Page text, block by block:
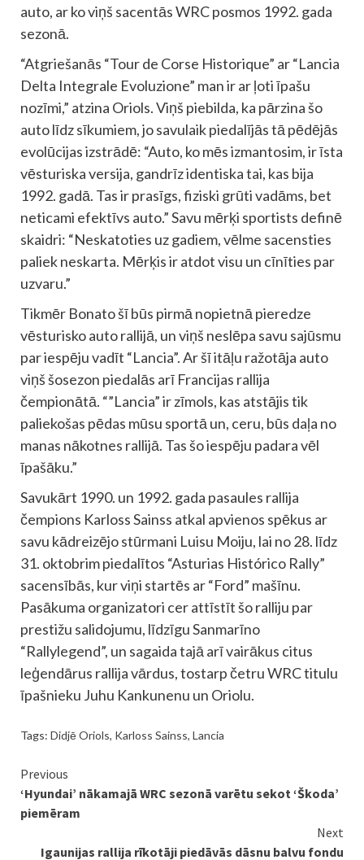
auto, ar ko viņš sacentās WRC posmos 1992. gada
sezonā.
“Atgriešanās “Tour de Corse Historique” ar “Lancia
Delta Integrale Evoluzione” man ir ar ļoti īpašu
nozīmi,” atzina Oriols. Viņš piebilda, ka pārzina šo
auto līdz sīkumiem, jo savulaik piedalījās tā pēdējās
evolūcijas izstrādē: “Auto, ko mēs izmantosim, ir īsta
vēsturiska versija, gandrīz identiska tai, kas bija
1992. gadā. Tas ir prasīgs, fiziski grūti vadāms, bet
neticami efektīvs auto.” Savu mērķi sportists definē
skaidri: “Neskatoties uz gadiem, vēlme sacensties
paliek neskarta. Mērķis ir atdot visu un cīnīties par
uzvaru.”
Tikmēr Bonato šī būs pirmā nopietnā pieredze
vēsturisko auto rallijā, un viņš neslēpa savu sajūsmu
par iespēju vadīt “Lancia”. Ar šī itāļu ražotāja auto
viņš šosezon piedalās arī Francijas rallija
čempionātā. “”Lancia” ir zīmols, kas atstājis tik
paliekošas pēdas mūsu sportā un, ceru, būs daļa no
manas nākotnes rallijā. Tas šo iespēju padara vēl
īpašāku.”
Savukārt 1990. un 1992. gada pasaules rallija
čempions Karloss Sainss atkal apvienos spēkus ar
savu kādreizējo stūrmani Luisu Moiju, lai no 28. līdz
31. oktobrim piedalītos “Asturias Histórico Rally”
sacensībās, kur viņi startēs ar “Ford” mašīnu.
Pasākuma organizatori cer attīstīt šo ralliju par
prestižu salidojumu, līdzīgu Sanmarīno
“Rallylegend”, un sagaida tajā arī vairākus citus
leģendārus rallija vārdus, tostarp četru WRC titulu
īpašnieku Juhu Kankunenu un Oriolu.
Tags: Didjē Oriols, Karloss Sainss, Lancia
Continue
Reading
Previous
‘Hyundai’ nākamajā WRC sezonā varētu sekot ‘Škoda’
piemēram
Next
Igaunijas rallija rīkotāji piedāvās dāsnu balvu fondu